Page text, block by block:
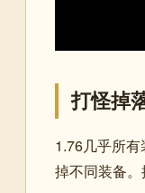
打怪掉
1.76几乎所
掉不同装备。